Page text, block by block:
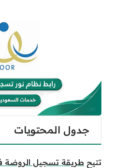
جدول المحتويات
تتيح طريقة تسجيل الروضة